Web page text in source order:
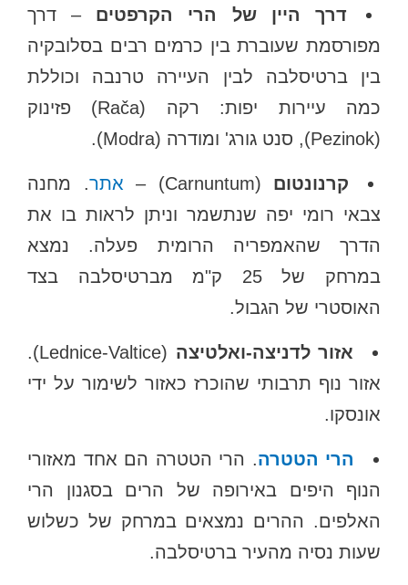
דרך היין של הרי הקרפטים– דרך
מפורסמת שעוברת בין כרמים רבים בסלובקיה
בין ברטיסלבה לבין העיירה טרנבה וכוללת
כמה עיירות יפות: רקה (Rača) פזינוק
(Pezinok), סנט גורג' ומודרה (Modra).
קרנונטום(Carnuntum) – אתר. מחנה
צבאי רומי יפה שנתשמר וניתן לראות בו את
הדרך שהאמפריה הרומית פעלה. נמצא
במרחק של 25 ק"מ מברטיסלבה בצד
האוסטרי של הגבול.
אזור לדניצה-ואלטיצה
(Lednice-Valtice).
אזור נוף תרבותי שהוכרז כאזור לשימור על ידי
אונסקו.
הרי הטטרה. הרי הטטרה הם אחד מאזורי
הנוף היפים באירופה של הרים בסגנון הרי
האלפים. ההרים נמצאים במרחק של כשלוש
שעות נסיה מהעיר ברטיסלבה.